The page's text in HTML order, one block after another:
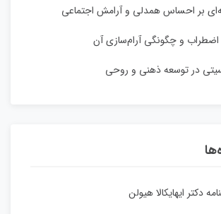
بر احساس همدلی و آرامش اجتماعی
و چگونگی آرام‌سازی آن
در توسعه ذهنی و روحی
دکتر ایهایکالا هیولن